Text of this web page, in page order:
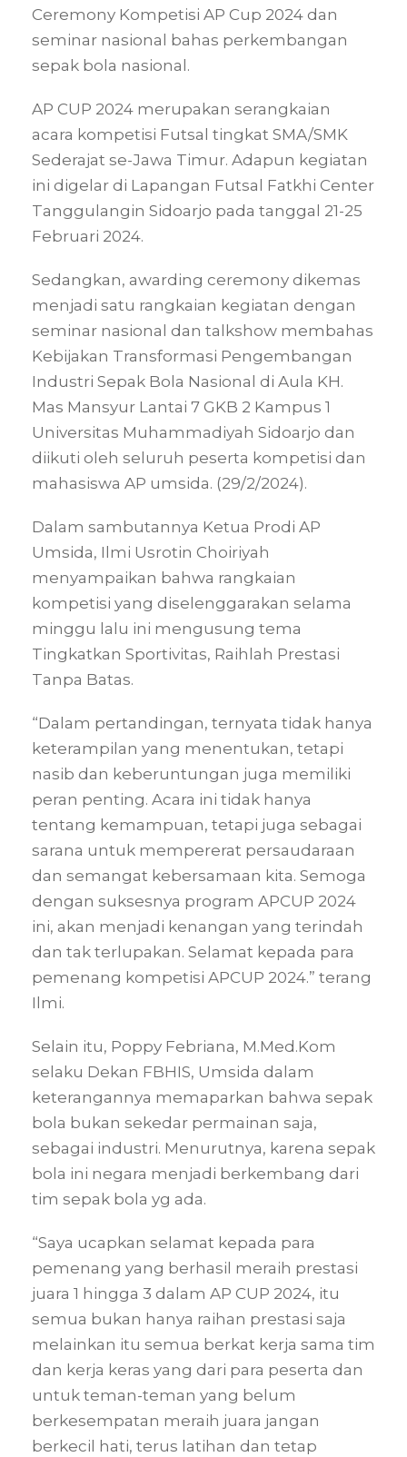
Ceremony Kompetisi AP Cup 2024 dan
seminar nasional bahas perkembangan
sepak bola nasional.
AP CUP 2024 merupakan serangkaian
acara kompetisi Futsal tingkat SMA/SMK
Sederajat se-Jawa Timur. Adapun kegiatan
ini digelar di Lapangan Futsal Fatkhi Center
Tanggulangin Sidoarjo pada tanggal 21-25
Februari 2024.
Sedangkan, awarding ceremony dikemas
menjadi satu rangkaian kegiatan dengan
seminar nasional dan talkshow membahas
Kebijakan Transformasi Pengembangan
Industri Sepak Bola Nasional di Aula KH.
Mas Mansyur Lantai 7 GKB 2 Kampus 1
Universitas Muhammadiyah Sidoarjo dan
diikuti oleh seluruh peserta kompetisi dan
mahasiswa AP umsida. (29/2/2024).
Dalam sambutannya Ketua Prodi AP
Umsida, Ilmi Usrotin Choiriyah
menyampaikan bahwa rangkaian
kompetisi yang diselenggarakan selama
minggu lalu ini mengusung tema
Tingkatkan Sportivitas, Raihlah Prestasi
Tanpa Batas.
“Dalam pertandingan, ternyata tidak hanya
keterampilan yang menentukan, tetapi
nasib dan keberuntungan juga memiliki
peran penting. Acara ini tidak hanya
tentang kemampuan, tetapi juga sebagai
sarana untuk mempererat persaudaraan
dan semangat kebersamaan kita. Semoga
dengan suksesnya program APCUP 2024
ini, akan menjadi kenangan yang terindah
dan tak terlupakan. Selamat kepada para
pemenang kompetisi APCUP 2024.” terang
Ilmi.
Selain itu, Poppy Febriana, M.Med.Kom
selaku Dekan FBHIS, Umsida dalam
keterangannya memaparkan bahwa sepak
bola bukan sekedar permainan saja,
sebagai industri. Menurutnya, karena sepak
bola ini negara menjadi berkembang dari
tim sepak bola yg ada.
“Saya ucapkan selamat kepada para
pemenang yang berhasil meraih prestasi
juara 1 hingga 3 dalam AP CUP 2024, itu
semua bukan hanya raihan prestasi saja
melainkan itu semua berkat kerja sama tim
dan kerja keras yang dari para peserta dan
untuk teman-teman yang belum
berkesempatan meraih juara jangan
berkecil hati, terus latihan dan tetap